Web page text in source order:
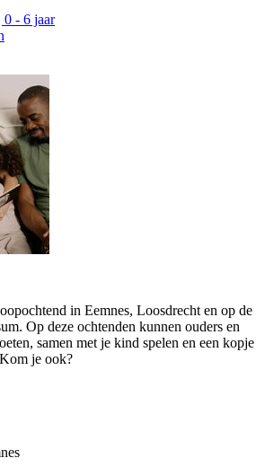
0 - 6 jaar
in Eemnes, Loosdrecht en op de
Op deze ochtenden kunnen ouders en
samen met je kind spelen en een kopje
je ook?